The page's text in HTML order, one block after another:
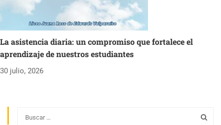
La asistencia diaria: un compromiso que fortalece el
aprendizaje de nuestros estudiantes
30 julio, 2026